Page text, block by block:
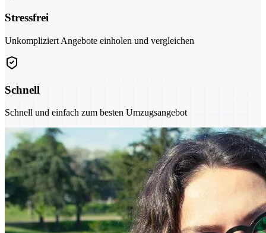
Stressfrei
Unkompliziert Angebote einholen und vergleichen
Schnell
Schnell und einfach zum besten Umzugsangebot